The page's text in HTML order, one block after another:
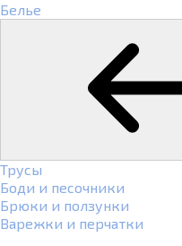
Белье
Трусы
Боди и песочники
Брюки и ползунки
Варежки и перчатки